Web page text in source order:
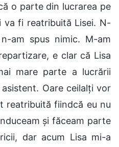
o parte din lucrarea pe
va fi reatribuită Lisei. N-
am spus nimic. M-am
e clar că Lisa
mare parte a lucrării
Oare ceilalți vor
reatribuită fiindcă eu nu
și făceam parte
dar acum Lisa mi-a